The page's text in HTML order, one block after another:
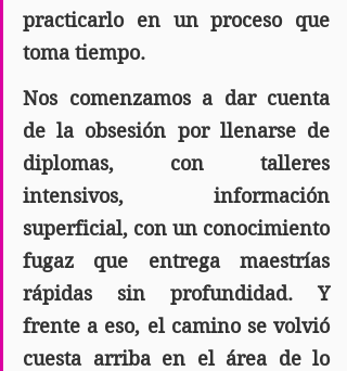
practicarlo en un proceso que
toma tiempo.
Nos comenzamos a dar cuenta
de la obsesión por llenarse de
diplomas, con talleres
intensivos, información
superficial, con un conocimiento
fugaz que entrega maestrías
rápidas sin profundidad. Y
frente a eso, el camino se volvió
cuesta arriba en el área de lo